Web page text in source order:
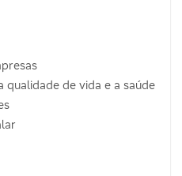
de vida e a saúde